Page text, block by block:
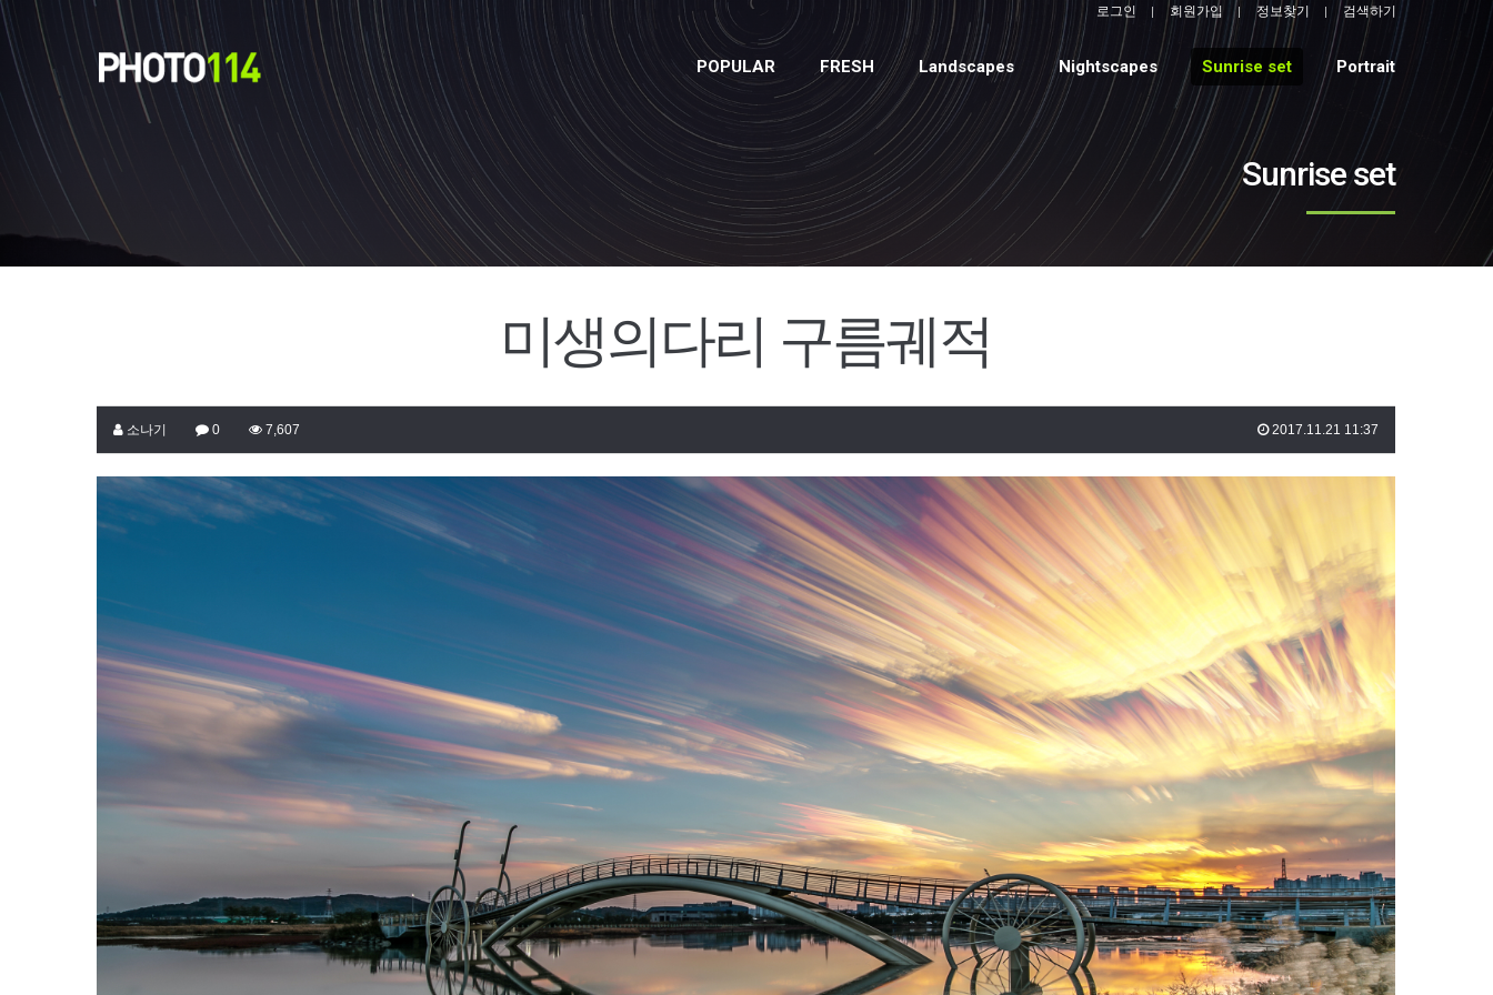
로그인 회원가입 정보찾기 검색하기
POPULAR FRESH Landscapes Nightscapes Sunrise set Portrait
Sunrise set
미생의다리 구름궤적
소나기 0 7,607 2017.11.21 11:37